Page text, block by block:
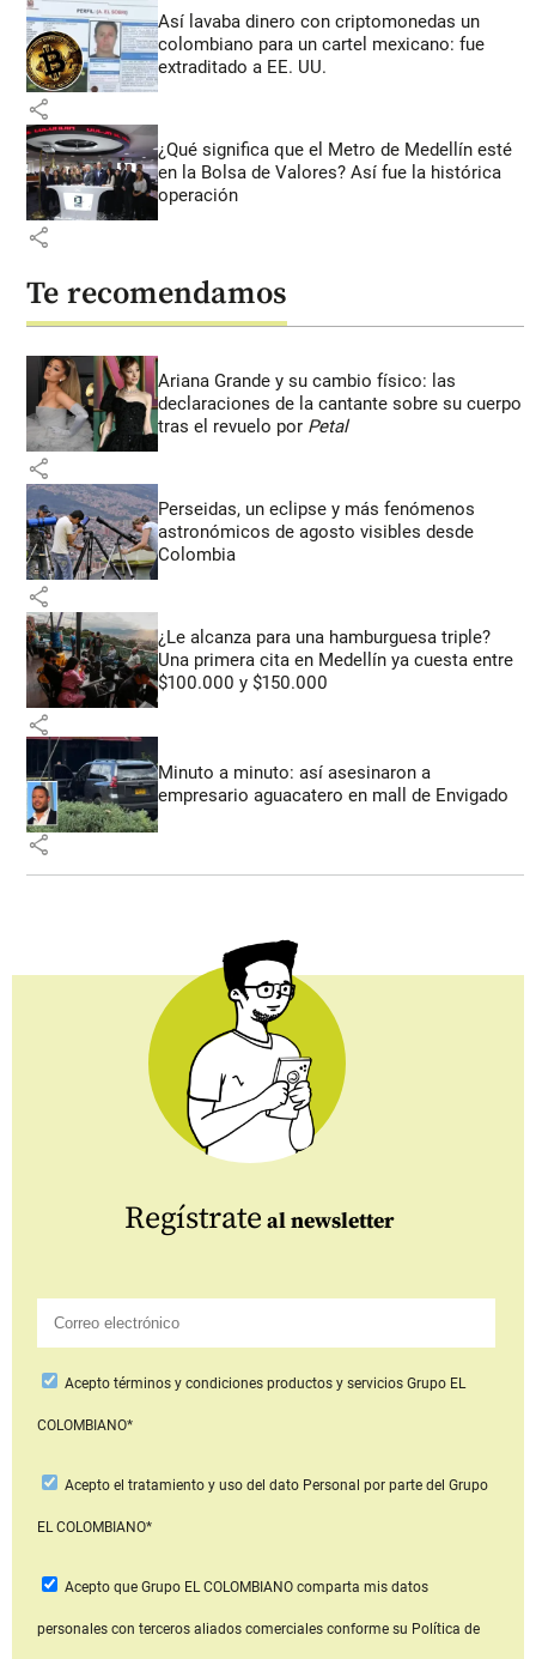
Así lavaba dinero con criptomonedas un
colombiano para un cartel mexicano: fue
extraditado a EE. UU.
share
¿Qué significa que el Metro de Medellín esté
en la Bolsa de Valores? Así fue la histórica
operación
share
Te recomendamos
Ariana Grande y su cambio físico: las
declaraciones de la cantante sobre su cuerpo
tras el revuelo por Petal
share
Perseidas, un eclipse y más fenómenos
astronómicos de agosto visibles desde
Colombia
share
¿Le alcanza para una hamburguesa triple?
Una primera cita en Medellín ya cuesta entre
$100.000 y $150.000
share
Minuto a minuto: así asesinaron a
empresario aguacatero en mall de Envigado
share
Regístrate al newsletter
Aceptotérminos y condiciones productos y serviciosGrupo EL
COLOMBIANO*
Acepto el tratamiento y uso del dato Personal por parte del Grupo
EL COLOMBIANO*
Acepto que Grupo EL COLOMBIANOcomparta mis datos
personales con terceros aliados comerciales conforme su Política de